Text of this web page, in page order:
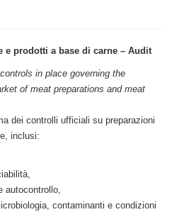
e prodotti a base di carne – Audit
in place governing the
of meat preparations and meat
dei controlli ufficiali su preparazioni
inclusi:
autocontrollo,
contaminanti e condizioni